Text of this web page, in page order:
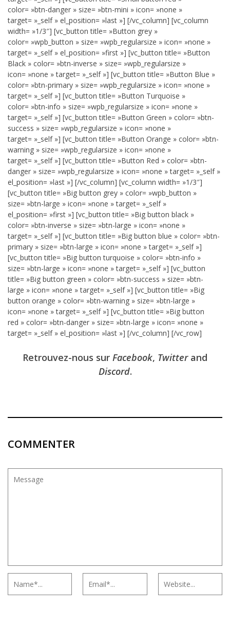
color= »btn-danger » size= »btn-mini » icon= »none »
target= »_self » el_position= »last »] [/vc_column] [vc_column
width= »1/3″] [vc_button title= »Button grey »
color= »wpb_button » size= »wpb_regularsize » icon= »none »
target= »_self » el_position= »first »] [vc_button title= »Button
Black » color= »btn-inverse » size= »wpb_regularsize »
icon= »none » target= »_self »] [vc_button title= »Button Blue »
color= »btn-primary » size= »wpb_regularsize » icon= »none »
target= »_self »] [vc_button title= »Button Turquoise »
color= »btn-info » size= »wpb_regularsize » icon= »none »
target= »_self »] [vc_button title= »Button Green » color= »btn-
success » size= »wpb_regularsize » icon= »none »
target= »_self »] [vc_button title= »Button Orange » color= »btn-
warning » size= »wpb_regularsize » icon= »none »
target= »_self »] [vc_button title= »Button Red » color= »btn-
danger » size= »wpb_regularsize » icon= »none » target= »_self »
el_position= »last »] [/vc_column] [vc_column width= »1/3″]
[vc_button title= »Big button grey » color= »wpb_button »
size= »btn-large » icon= »none » target= »_self »
el_position= »first »] [vc_button title= »Big button black »
color= »btn-inverse » size= »btn-large » icon= »none »
target= »_self »] [vc_button title= »Big button blue » color= »btn-
primary » size= »btn-large » icon= »none » target= »_self »]
[vc_button title= »Big button turquoise » color= »btn-info »
size= »btn-large » icon= »none » target= »_self »] [vc_button
title= »Big button green » color= »btn-success » size= »btn-
large » icon= »none » target= »_self »] [vc_button title= »Big
button orange » color= »btn-warning » size= »btn-large »
icon= »none » target= »_self »] [vc_button title= »Big button
red » color= »btn-danger » size= »btn-large » icon= »none »
target= »_self » el_position= »last »] [/vc_column] [/vc_row]
Retrouvez-nous sur Facebook, Twitterand
Discord.
COMMENTER